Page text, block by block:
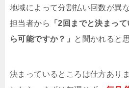
地域によって分割払い回数が異
担当者から
「2回までと決まって
ら可能ですか？」
と聞かれると
決まっているところは仕方あり